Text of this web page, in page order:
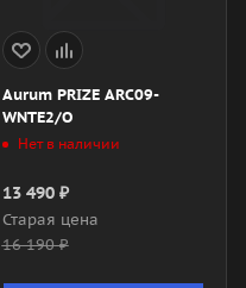
Aurum PRIZE ARC09-
WNTE2/O
Нет в наличии
13 490₽
Старая цена
16 190₽